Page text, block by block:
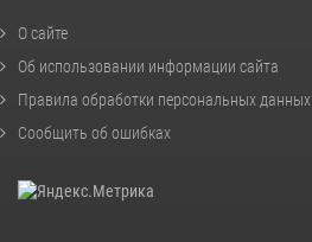
О сайте
Об использовании информации сайта
Правила обработки персональных данных
Сообщить об ошибках